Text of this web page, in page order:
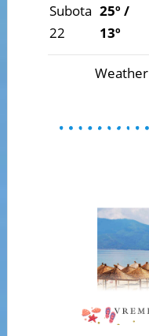
Subota
22
25º /
13º
Weather